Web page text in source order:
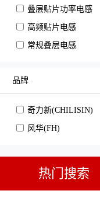
叠层贴片功率电感
高频贴片电感
常规叠层电感
品牌
奇力新(CHILISIN)
风华(FH)
热门搜索